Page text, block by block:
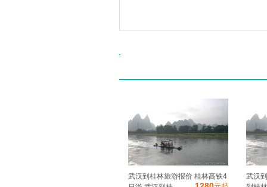
武汉到桂林旅游报价 桂林高铁4
武汉